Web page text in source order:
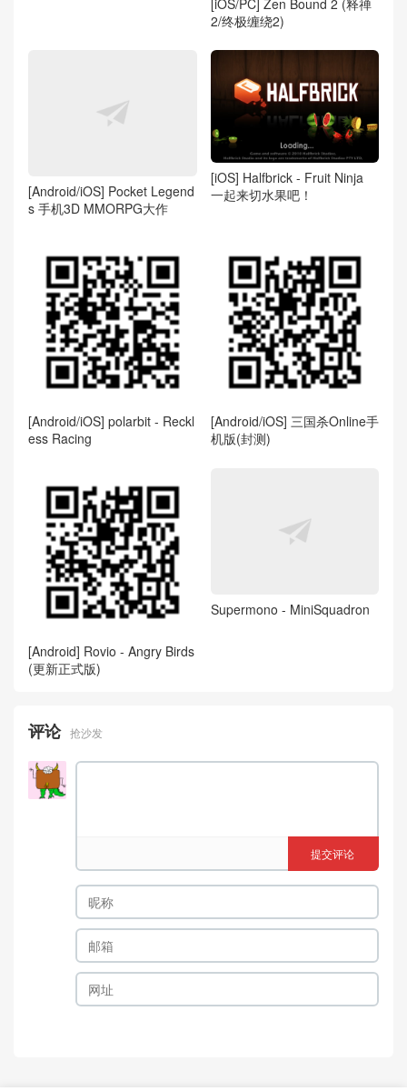
2/终极缠绕2)
[Android/iOS] Pocket Legend
s 手机3D MMORPG大作
[iOS] Halfbrick - Fruit Ninja
一起来切水果吧！
[Android/iOS] polarbit - Reckl
ess Racing
[Android/iOS] 三国杀Online手
机版(封测)
[Android] Rovio - Angry Birds
(更新正式版)
Supermono - MiniSquadron
评论 抢沙发
提交评论